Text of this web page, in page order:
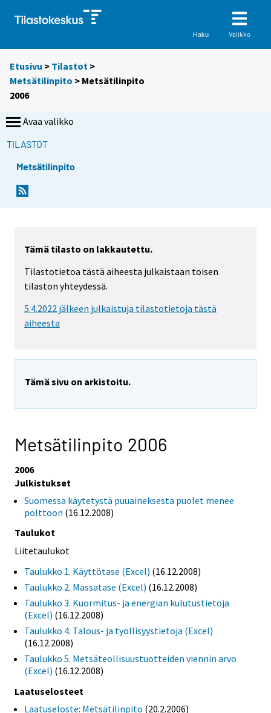
Haku Valikko
Etusivu > Tilastot >
Metsätilinpito > Metsätilinpito
2006
Avaa valikko
TILASTOT
Metsätilinpito
Tämä tilasto on lakkautettu.
Tilastotietoa tästä aiheesta julkaistaan toisen
tilaston yhteydessä.
5.4.2022 jälkeen julkaistuja tilastotietoja tästä
aiheesta
Tämä sivu on arkistoitu.
Metsätilinpito 2006
2006
Julkistukset
Suomessa käytetystä puuaineksesta puolet menee
polttoon (16.12.2008)
Taulukot
Liitetaulukot
Taulukko 1. Käyttötase (Excel) (16.12.2008)
Taulukko 2. Massatase (Excel) (16.12.2008)
Taulukko 3. Kuormitus- ja energian kulutustietoja
(Excel) (16.12.2008)
Taulukko 4. Talous- ja työllisyystietoja (Excel)
(16.12.2008)
Taulukko 5. Metsäteollisuustuotteiden viennin arvo
(Excel) (16.12.2008)
Laatuselosteet
Laatuseloste: Metsätilinpito (20.2.2006)